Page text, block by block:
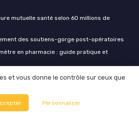
mutuelle santé selon 60 millions de
des soutiens-gorge post-opératoires
en pharmacie : guide pratique et
et vous donne le contrôle sur ceux que
Personnaliser